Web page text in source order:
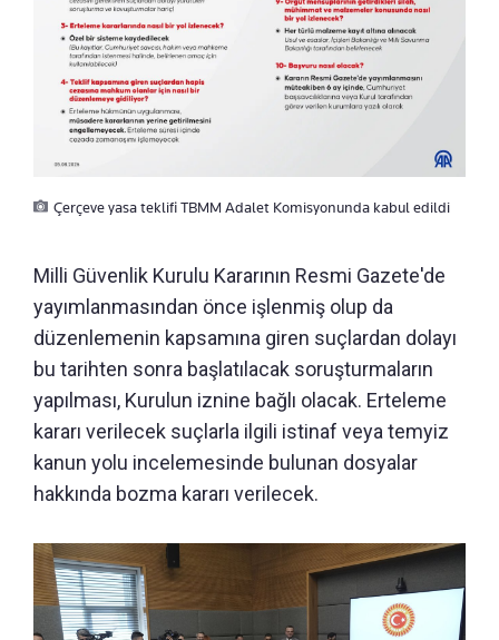
Çerçeve yasa teklifi TBMM Adalet Komisyonunda kabul edildi
Milli Güvenlik Kurulu Kararının Resmi Gazete'de
yayımlanmasından önce işlenmiş olup da
düzenlemenin kapsamına giren suçlardan dolayı
bu tarihten sonra başlatılacak soruşturmaların
yapılması, Kurulun iznine bağlı olacak. Erteleme
kararı verilecek suçlarla ilgili istinaf veya temyiz
kanun yolu incelemesinde bulunan dosyalar
hakkında bozma kararı verilecek.